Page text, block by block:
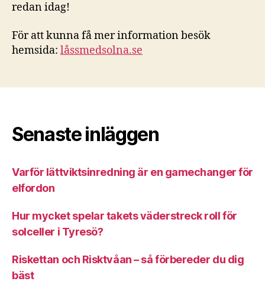
redan idag!
För att kunna få mer information besök
hemsida: låssmedsolna.se
Senaste inläggen
Varför lättviktsinredning är en gamechanger för
elfordon
Hur mycket spelar takets väderstreck roll för
solceller i Tyresö?
Riskettan och Risktvåan – så förbereder du dig
bäst